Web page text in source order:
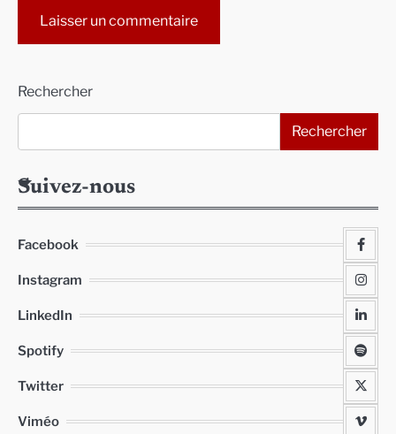
Rechercher
Rechercher
Suivez-nous
Facebook
Instagram
LinkedIn
Spotify
Twitter
Viméo